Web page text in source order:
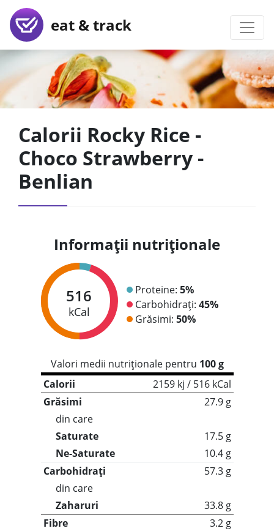
eat & track
Calorii Rocky Rice -
Choco Strawberry -
Benlian
Informații nutriționale
516
kCal
Proteine: 5%
Carbohidrați: 45%
Grăsimi: 50%
Valori medii nutriționale pentru 100 g
Calorii
2159 kj / 516 kCal
Grăsimi
27.9 g
din care
Saturate
17.5 g
Ne-Saturate
10.4 g
Carbohidrați
57.3 g
din care
Zaharuri
33.8 g
Fibre
3.2 g